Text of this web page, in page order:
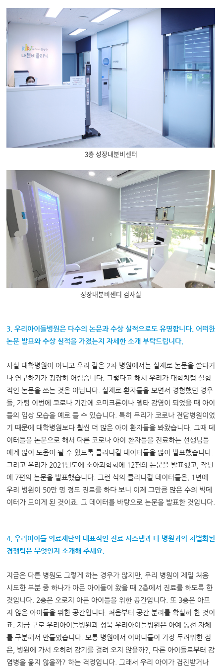
3층 성장내분비센터
성장내분비센터 검사실
3. 우리아이들병원은 다수의 논문과 수상 실적으로도 유명합니다. 어떠한
논문 발표와 수상 실적을 가졌는지 자세한 소개 부탁드립니다.
사실 대학병원이 아니고 우리 같은 2차 병원에서는 실제로 논문을 쓴다거
나 연구하기가 굉장히 어렵습니다. 그렇다고 해서 우리가 대학처럼 실험
적인 논문을 쓰는 것은 아닙니다. 실제로 환자들을 보면서 경험했던 경우
들, 가령 이번에 코로나 기간에 오미크론이나 델타 감염이 되었을 때 아이
들의 임상 모습을 예로 들 수 있습니다. 특히 우리가 코로나 전담병원이었
기 때문에 대학병원보다 훨씬 더 많은 아이 환자들을 봐왔습니다. 그때 데
이터들을 논문으로 해서 다른 코로나 아이 환자들을 진료하는 선생님들
에게 많이 도움이 될 수 있도록 클리니컬 데이터들을 많이 발표했습니다.
그리고 우리가 2021년도에 소아과학회에 12편의 논문을 발표했고, 작년
에 7편의 논문을 발표했습니다. 그런 식의 클리니컬 데이터들은, 1년에
우리 병원이 50만 명 정도 진료를 하다 보니 이제 그만큼 많은 수의 빅데
이터가 모이게 된 것이죠. 그 데이터를 바탕으로 논문을 발표한 것입니다.
4. 우리아이들 의료재단의 대표적인 진료 시스템과 타 병원과의 차별화된
경쟁력은 무엇인지 소개해 주세요.
지금은 다른 병원도 그렇게 하는 경우가 많지만, 우리 병원이 제일 처음
시도한 부분 중 하나가 아픈 아이들이 왔을 때 2층에서 진료를 하도록 한
것입니다. 2층은 오로지 아픈 아이들을 위한 공간입니다. 또 3층은 아프
지 않은 아이들을 위한 공간입니다. 처음부터 공간 분리를 확실히 한 것이
죠. 지금 구로 우리아이들병원과 성북 우리아이들병원은 아예 동선 자체
를 구분해서 만들었습니다. 보통 병원에서 어머니들이 가장 두려워한 점
은, 병원에 가서 오히려 감기를 걸려 오지 않을까?, 다른 아이들로부터 감
염병을 옮지 않을까? 하는 걱정입니다. 그래서 우리 아이가 검진받거나